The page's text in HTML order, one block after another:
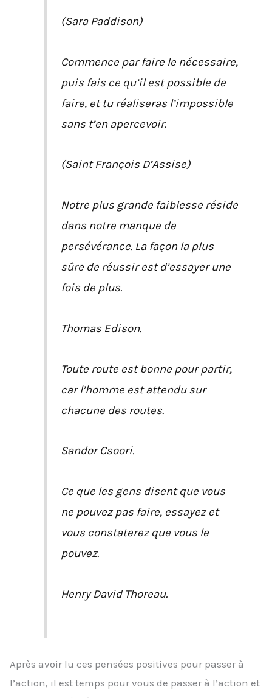
(Sara Paddison)
Commence par faire le nécessaire,
puis fais ce qu’il est possible de
faire, et tu réaliseras l’impossible
sans t’en apercevoir.
(Saint François D’Assise)
Notre plus grande faiblesse réside
dans notre manque de
persévérance. La façon la plus
sûre de réussir est d’essayer une
fois de plus.
Thomas Edison.
Toute route est bonne pour partir,
car l’homme est attendu sur
chacune des routes.
Sandor Csoori.
Ce que les gens disent que vous
ne pouvez pas faire, essayez et
vous constaterez que vous le
pouvez.
Henry David Thoreau.
Après avoir lu ces pensées positives pour passer à
l’action, il est temps pour vous de passer à l’action et